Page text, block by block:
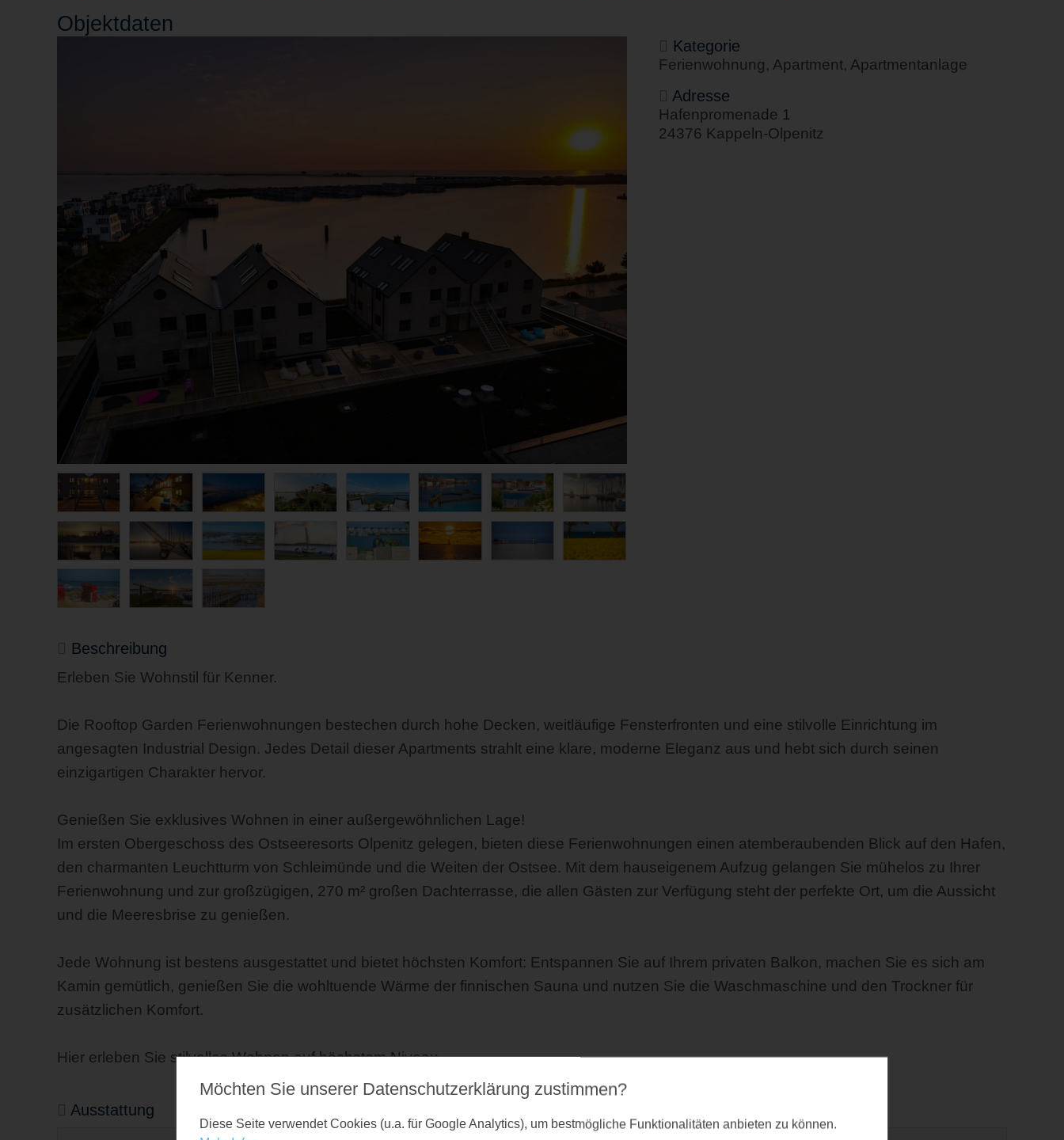
Objektdaten
Kategorie
Ferienwohnung, Apartment, Apartmentanlage
Adresse
Hafenpromenade 1
24376 Kappeln-Olpenitz
Beschreibung
Erleben Sie Wohnstil für Kenner.
Die Rooftop Garden Ferienwohnungen bestechen durch hohe Decken, weitläufige Fensterfronten und eine stilvolle Einrichtung im
angesagten Industrial Design. Jedes Detail dieser Apartments strahlt eine klare, moderne Eleganz aus und hebt sich durch seinen
einzigartigen Charakter hervor.
Genießen Sie exklusives Wohnen in einer außergewöhnlichen Lage!
Im ersten Obergeschoss des Ostseeresorts Olpenitz gelegen, bieten diese Ferienwohnungen einen atemberaubenden Blick auf den Hafen,
den charmanten Leuchtturm von Schleimünde und die Weiten der Ostsee. Mit dem hauseigenem Aufzug gelangen Sie mühelos zu Ihrer
Ferienwohnung und zur großzügigen, 270 m² großen Dachterrasse, die allen Gästen zur Verfügung steht der perfekte Ort, um die Aussicht
und die Meeresbrise zu genießen.
Jede Wohnung ist bestens ausgestattet und bietet höchsten Komfort: Entspannen Sie auf Ihrem privaten Balkon, machen Sie es sich am
Kamin gemütlich, genießen Sie die wohltuende Wärme der finnischen Sauna und nutzen Sie die Waschmaschine und den Trockner für
zusätzlichen Komfort.
Hier erleben Sie stilvolles Wohnen auf höchstem Niveau.
Ausstattung
Möchten Sie unserer Datenschutz­erklärung zustimmen?
Diese Seite verwendet Cookies (u.a. für Google Analytics), um bestmögliche Funktionalitäten anbieten zu können.